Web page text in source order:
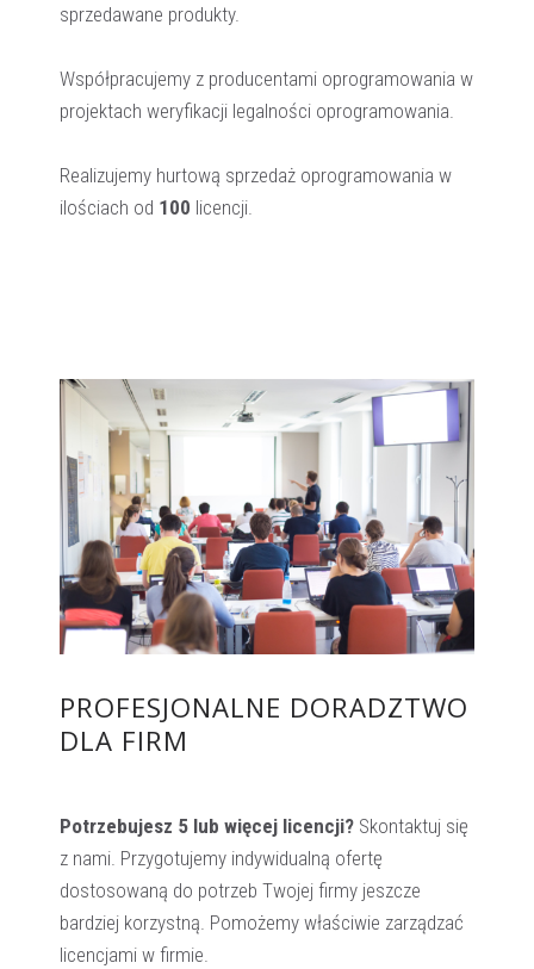
sprzedawane produkty.
Współpracujemy z producentami oprogramowania w
projektach weryfikacji legalności oprogramowania.
Realizujemy hurtową sprzedaż oprogramowania w
ilościach od 100 licencji.
PROFESJONALNE DORADZTWO
DLA FIRM
Potrzebujesz 5 lub więcej licencji? Skontaktuj się
z nami. Przygotujemy indywidualną ofertę
dostosowaną do potrzeb Twojej firmy jeszcze
bardziej korzystną. Pomożemy właściwie zarządzać
licencjami w firmie.